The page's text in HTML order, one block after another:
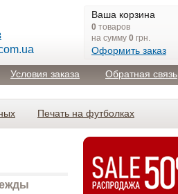
Ваша корзина
0 товаров
на сумму 0 грн.
Оформить заказ
Условия заказа Обратная связь
Печать на футболках